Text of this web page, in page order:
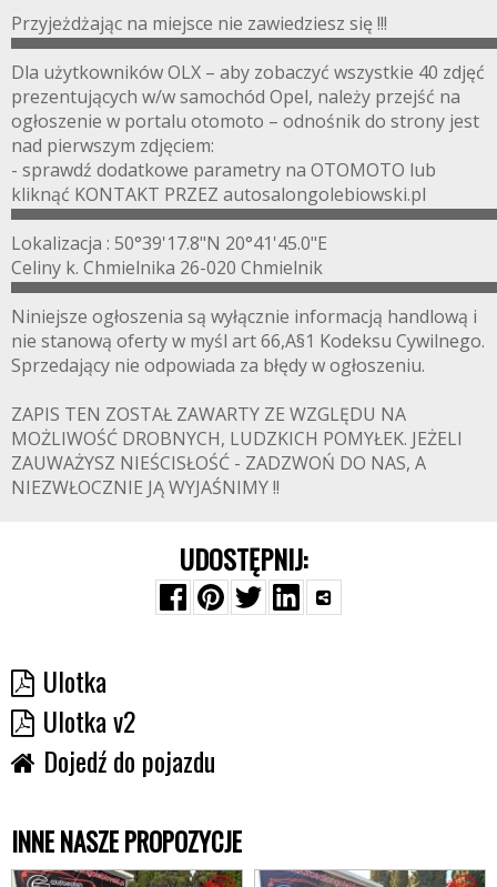
Przyjeżdżając na miejsce nie zawiedziesz się !!!
Dla użytkowników OLX – aby zobaczyć wszystkie 40 zdjęć
prezentujących w/w samochód Opel, należy przejść na
ogłoszenie w portalu otomoto – odnośnik do strony jest
nad pierwszym zdjęciem:
- sprawdź dodatkowe parametry na OTOMOTO lub
kliknąć KONTAKT PRZEZ autosalongolebiowski.pl
Lokalizacja : 50°39'17.8"N 20°41'45.0"E
Celiny k. Chmielnika 26-020 Chmielnik
Niniejsze ogłoszenia są wyłącznie informacją handlową i
nie stanową oferty w myśl art 66,A§1 Kodeksu Cywilnego.
Sprzedający nie odpowiada za błędy w ogłoszeniu.
ZAPIS TEN ZOSTAŁ ZAWARTY ZE WZGLĘDU NA
MOŻLIWOŚĆ DROBNYCH, LUDZKICH POMYŁEK. JEŻELI
ZAUWAŻYSZ NIEŚCISŁOŚĆ - ZADZWOŃ DO NAS, A
NIEZWŁOCZNIE JĄ WYJAŚNIMY !!
UDOSTĘPNIJ:
Ulotka
Ulotka v2
Dojedź do pojazdu
INNE NASZE PROPOZYCJE